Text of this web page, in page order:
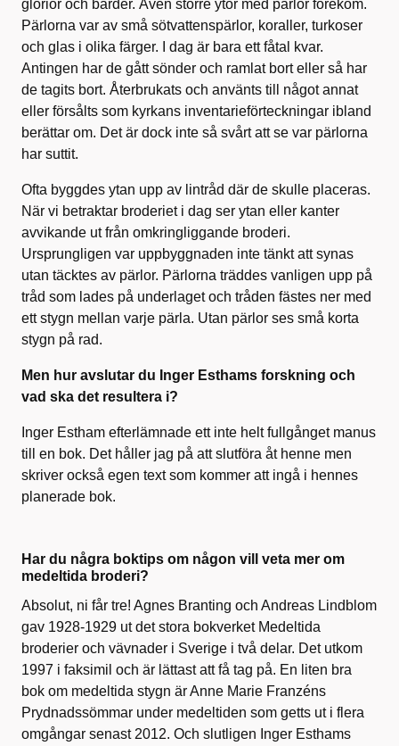
glorior och bårder. Även större ytor med pärlor förekom.
Pärlorna var av små sötvattenspärlor, koraller, turkoser
och glas i olika färger. I dag är bara ett fåtal kvar.
Antingen har de gått sönder och ramlat bort eller så har
de tagits bort. Återbrukats och använts till något annat
eller försålts som kyrkans inventarieförteckningar ibland
berättar om. Det är dock inte så svårt att se var pärlorna
har suttit.
Ofta byggdes ytan upp av lintråd där de skulle placeras.
När vi betraktar broderiet i dag ser ytan eller kanter
avvikande ut från omkringliggande broderi.
Ursprungligen var uppbyggnaden inte tänkt att synas
utan täcktes av pärlor. Pärlorna träddes vanligen upp på
tråd som lades på underlaget och tråden fästes ner med
ett stygn mellan varje pärla. Utan pärlor ses små korta
stygn på rad.
Men hur avslutar du Inger Esthams forskning och
vad ska det resultera i?
Inger Estham efterlämnade ett inte helt fullgånget manus
till en bok. Det håller jag på att slutföra åt henne men
skriver också egen text som kommer att ingå i hennes
planerade bok.
Har du några boktips om någon vill veta mer om
medeltida broderi?
Absolut, ni får tre! Agnes Branting och Andreas Lindblom
gav 1928-1929 ut det stora bokverket Medeltida
broderier och vävnader i Sverige i två delar. Det utkom
1997 i faksimil och är lättast att få tag på. En liten bra
bok om medeltida stygn är Anne Marie Franzéns
Prydnadssömmar under medeltiden som getts ut i flera
omgångar senast 2012. Och slutligen Inger Esthams